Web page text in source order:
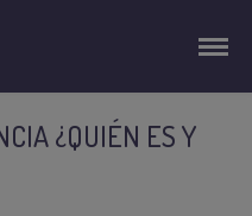
¿QUIÉN ES Y